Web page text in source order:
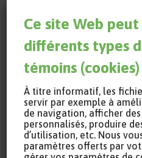
Ce site Web
différents types
témoins (cookies)
À titre informatif, les
servir par exemple à
de navigation, afficher
personnalisés, produire
d’utilisation, etc. Nous
paramètres offerts par